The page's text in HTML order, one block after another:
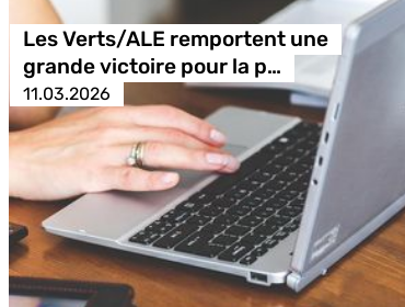
Les Verts/ALE remportent une
grande victoire pour la p…
11.03.2026